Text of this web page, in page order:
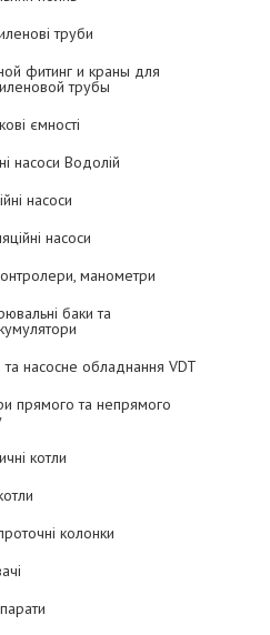
труби
фитинг и краны для
трубы
ємності
насоси Водолій
насоси
насоси
манометри
баки та
та насосне обладнання VDT
прямого та непрямого
котли
колонки